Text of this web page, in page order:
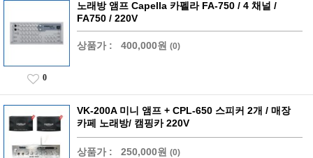
노래방 앰프 Capella 카펠라 FA-750 / 4 채널 /
FA750 / 220V
상품가 : 400,000원 (0)
0
VK-200A 미니 앰프 + CPL-650 스피커 2개 / 매장
카페 노래방/ 캠핑카 220V
상품가 : 250,000원 (0)